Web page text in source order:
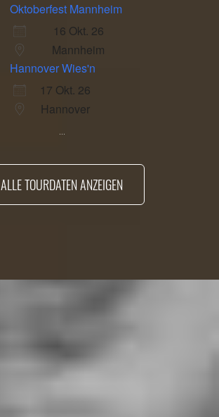
Oktoberfest Mannheim
16 Okt. 26
Mannheim
Hannover Wies'n
17 Okt. 26
Hannover
...
ALLE TOURDATEN ANZEIGEN